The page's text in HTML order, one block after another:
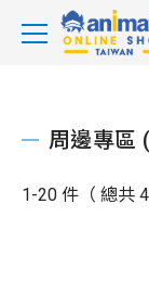
周邊專區
1-20 件（ 總共